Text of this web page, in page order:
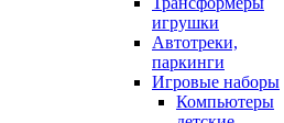
игрушки
Автотреки,
паркинги
Игровые наборы
Компьютеры